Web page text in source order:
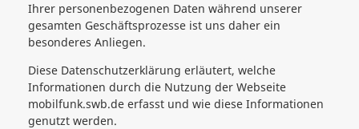
Ihrer personenbezogenen Daten während unserer
gesamten Geschäftsprozesse ist uns daher ein
besonderes Anliegen.
Diese Datenschutzerklärung erläutert, welche
Informationen durch die Nutzung der Webseite
mobilfunk.swb.de erfasst und wie diese Informationen
genutzt werden.